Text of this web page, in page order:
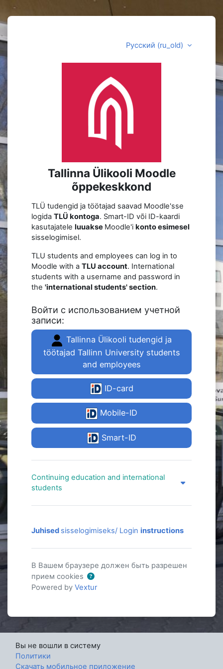
Перейти к основному содержанию
Русский ‎(ru_old)‎
Зайти на
Tallinna Ülikooli Moodle
õppekeskkond
TLÜ tudengid ja töötajad saavad Moodle'sse
logida TLÜ kontoga. Smart-ID või ID-kaardi
kasutajatele luuakse Moodle'i konto esimesel
sisselogimisel.
TLU students and employees can log in to
Moodle with a TLU account. International
students with a username and password in
the 'international students' section.
Continuing education and international
students
Continuing education and international students
Войти с использованием учетной
записи:
Tallinna Ülikooli tudengid ja
töötajad Tallinn University students
and employees
ID-card
Mobile-ID
Smart-ID
Juhised sisselogimiseks/ Login instructions
В Вашем браузере должен быть разрешен
прием cookies
Powered by Vextur
Вы не вошли в систему
Политики
Скачать мобильное приложение